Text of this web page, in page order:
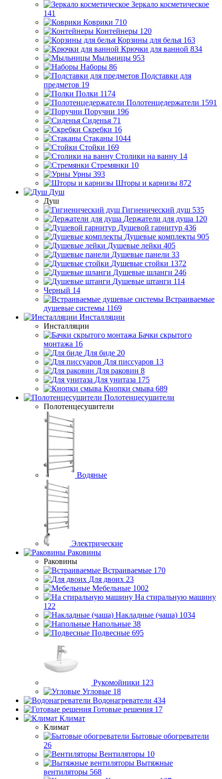
Зеркало косметическое
141
Коврики 710
Контейнеры 120
Корзины для белья 163
Крючки для ванной 834
Мыльницы 953
Наборы 86
Подставки для
предметов 19
Полки 1174
Полотенцедержатели 1591
Поручни 196
Сиденья 71
Скребки 16
Стаканы 1044
Стойки 169
Столики на ванну 14
Стремянки 10
Урны 393
Шторы и карнизы 872
Душ
Душ
Гигиенический душ 535
Держатели для душа 120
Душевой гарнитур 436
Душевые комплекты 905
Душевые лейки 405
Душевые панели 33
Душевые стойки 1372
Душевые шланги 246
Душевые штанги 114
Черный 14
Встраиваемые
душевые системы 1169
Инсталляции
Инсталляции
Бачки скрытого
монтажа 16
Для биде 20
Для писсуаров 13
Для раковин 8
Для унитаза 175
Кнопки смыва 689
Полотенцесушители
Полотенцесушители
Водяные
Электрические
Раковины
Раковины
Встраиваемые 170
Для двоих 23
Мебельные 1002
На стиральную машину
122
Накладные (чаша) 1034
Напольные 38
Подвесные 695
Рукомойники 123
Угловые 18
Водонагреватели 434
Готовые решения 17
Климат
Климат
Бытовые обогреватели
26
Вентиляторы 10
Вытяжные
вентиляторы 568